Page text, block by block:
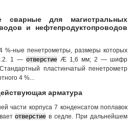
сварные для магистральных
и нефтепродуктопроводов
ные пенетрометры, размеры которых
1 — отверстие Æ 1,6 мм; 2 — шифр
пластинчатый пенетрометр
4 %...
арматура
части корпуса 7 конденсатом поплавок
отверстие в седле. При дальнейшем